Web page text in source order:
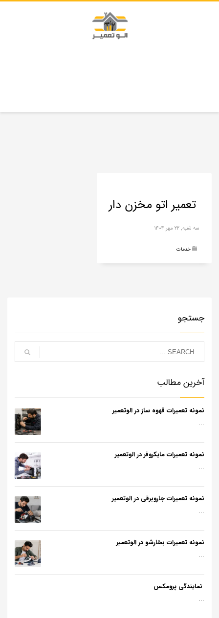
تعمیر اتو مخزن دار
سه شنبه, ۲۲ مهر ۱۴۰۴
خدمات
جستجو
آخرین مطالب
نمونه تعمیرات قهوه ساز در الوتعمیر
...
نمونه تعمیرات مایکروفر در الوتعمیر
...
نمونه تعمیرات جاروبرقی در الوتعمیر
...
نمونه تعمیرات بخارشو در الوتعمیر
...
نمایندگی پرومکس
...